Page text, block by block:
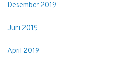
Desember 2019
Juni 2019
April 2019